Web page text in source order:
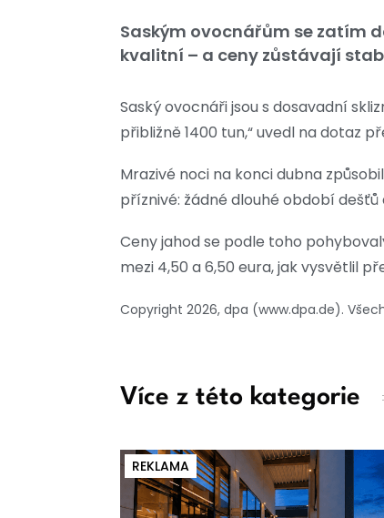
Saským ovocnářům se zatím
kvalitní – a ceny zůstávají
Saský ovocnáři jsou s dosavadní
přibližně 1400 tun,“ uvedl na dotaz
Mrazivé noci na konci dubna
příznivé: žádné dlouhé období
Ceny jahod se podle toho
mezi 4,50 a 6,50 eura, jak vysvětlil
Copyright 2026, dpa (www.dpa.de).
Více z této kategorie
REKLAMA